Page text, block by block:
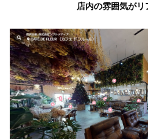
店内の雰囲気がリ